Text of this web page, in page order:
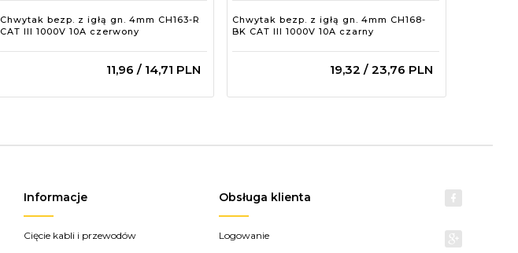
Chwytak bezp. z igłą gn. 4mm CH163-R
CAT III 1000V 10A czerwony
11,96 / 14,71 PLN
Chwytak bezp. z igłą gn. 4mm CH168-
BK CAT III 1000V 10A czarny
19,32 / 23,76 PLN
Informacje
Cięcie kabli i przewodów
Obsługa klienta
Logowanie